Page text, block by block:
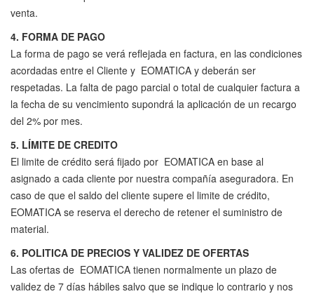
venta.
4. FORMA DE PAGO
La forma de pago se verá reflejada en factura, en las condiciones
acordadas entre el Cliente y EOMATICA y deberán ser
respetadas. La falta de pago parcial o total de cualquier factura a
la fecha de su vencimiento supondrá la aplicación de un recargo
del 2% por mes.
5. LÍMITE DE CREDITO
El limite de crédito será fijado por EOMATICA en base al
asignado a cada cliente por nuestra compañía aseguradora. En
caso de que el saldo del cliente supere el limite de crédito,
EOMATICA se reserva el derecho de retener el suministro de
material.
6. POLITICA DE PRECIOS Y VALIDEZ DE OFERTAS
Las ofertas de EOMATICA tienen normalmente un plazo de
validez de 7 días hábiles salvo que se indique lo contrario y nos